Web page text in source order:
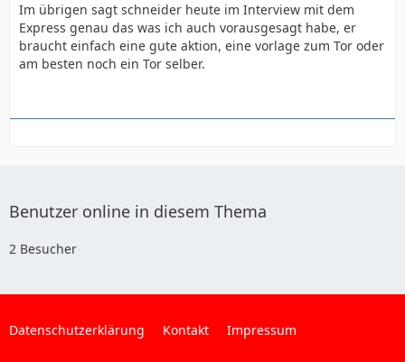
Im übrigen sagt schneider heute im Interview mit dem
Express genau das was ich auch vorausgesagt habe, er
braucht einfach eine gute aktion, eine vorlage zum Tor oder
am besten noch ein Tor selber.
Benutzer online in diesem Thema
2 Besucher
Datenschutzerklärung Kontakt Impressum